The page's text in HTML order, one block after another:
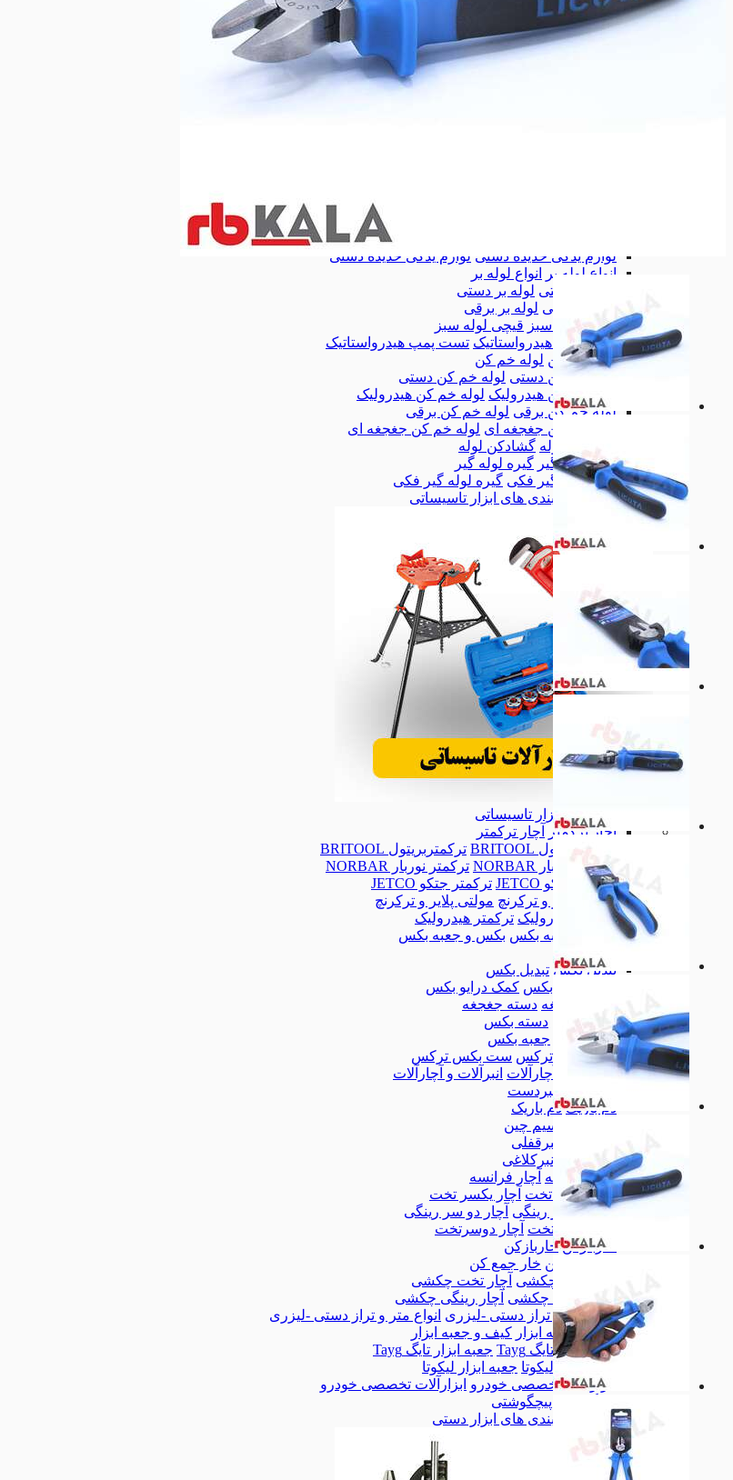
لوازم یدکی حدیده برقی
لوازم یدکی حدیده دستی لوازم یدکی حدیده دستی
انواع لوله بر
انواع لوله بر
لوله بر دستی لوله بر دستی
لوله بر برقی لوله بر برقی
قیچی لوله سبز قیچی لوله سبز
تست پمپ هیدرواستاتیک تست پمپ هیدرواستاتیک
لوله خم کن لوله خم کن
لوله خم کن دستی لوله خم کن دستی
لوله خم کن هیدرولیک لوله خم کن هیدرولیک
لوله خم کن برقی لوله خم کن برقی
لوله خم کن جغجغه ای لوله خم کن جغجغه ای
گشادکن لوله گشادکن لوله
گیره لوله گیر گیره لوله گیر
گیره لوله گیر فکی گیره لوله گیر فکی
همه دسته بندی های ابزار تاسیساتی
ابزار تاسیساتی
ابزار تاسیساتی
آچار ترکمتر
آچار ترکمتر
ترکمتربریتول BRITOOL
ترکمتربریتول BRITOOL
ترکمتر نوربار NORBAR
ترکمتر نوربار NORBAR
ترکمتر جتکو JETCO
ترکمتر جتکو JETCO
مولتی پلایر و ترکرنچ مولتی پلایر و ترکرنچ
ترکمتر هیدرولیک ترکمتر هیدرولیک
بکس و جعبه بکس بکس و جعبه بکس
تبدیل بکس تبدیل بکس
کمک درایو بکس کمک درایو بکس
دسته جغجغه دسته جغجغه
دسته بکس
دسته بکس
جعبه بکس
جعبه بکس
ست بکس ترکس ست بکس ترکس
انبرآلات و آچارآلات انبرآلات و آچارآلات
انبردست
دم باریک دم باریک
سیم چین
انبرقفلی
انبرکلاغی
انبرکلاغی
آچار فرانسه آچار فرانسه
آچار یکسر تخت آچار یکسر تخت
آچار دو سر رینگی آچار دو سر رینگی
آچار دوسرتخت آچار دوسرتخت
خاربازکن خاربازکن
خار جمع کن خار جمع کن
آچار تخت چکشی آچار تخت چکشی
آچار رینگی چکشی آچار رینگی چکشی
انواع متر و تراز دستی -لیزری انواع متر و تراز دستی -لیزری
کیف و جعبه ابزار کیف و جعبه ابزار
جعبه ابزار تایگ Tayg
جعبه ابزار تایگ Tayg
جعبه ابزار لیکوتا جعبه ابزار لیکوتا
ابزارآلات تخصصی خودرو ابزارآلات تخصصی خودرو
پیچگوشتی
همه دسته بندی های ابزار دستی